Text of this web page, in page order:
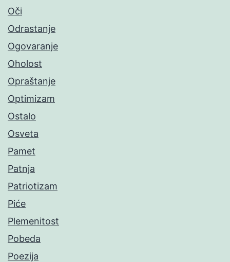
Oči
Odrastanje
Ogovaranje
Oholost
Opraštanje
Optimizam
Ostalo
Osveta
Pamet
Patnja
Patriotizam
Piće
Plemenitost
Pobeda
Poezija